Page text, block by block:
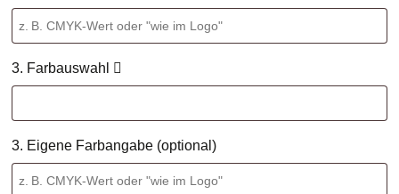
3. Farbauswahl
3. Eigene Farbangabe (optional)